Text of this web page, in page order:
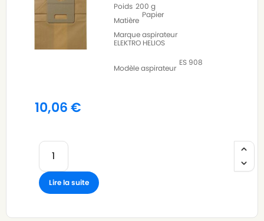
Poids 200 g
Matière
Papier
Marque aspirateur
ELEKTRO HELIOS
Modèle aspirateur
ES 908
10,06€
Lire la suite